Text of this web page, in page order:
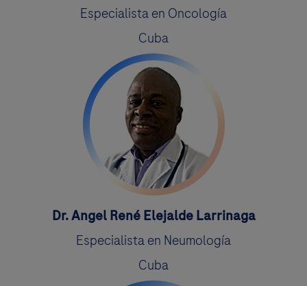
Especialista en Oncología
Cuba
Dr. Angel René Elejalde Larrinaga
Especialista en Neumología
Cuba